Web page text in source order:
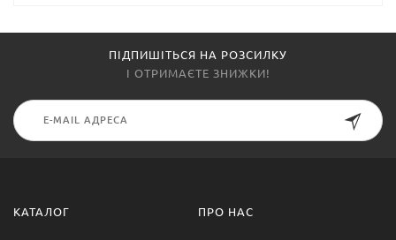
ПІДПИШІТЬСЯ НА РОЗСИЛКУ
І ОТРИМАЄТЕ ЗНИЖКИ!
КАТАЛОГ ПРО НАС